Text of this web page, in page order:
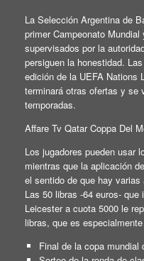
La Selección Argentina de
primer Campeonato
supervisados por la
persiguen la honestidad.
edición de la UEFA Nations
terminará otras ofertas y se
temporadas.
Affare Tv Qatar Coppa Del
Los jugadores pueden usar
mientras que la aplicación
el sentido de que hay
Las 50 libras -64 euros-
Leicester a cuota 5000 le
libras, que es
Final de la copa mundial